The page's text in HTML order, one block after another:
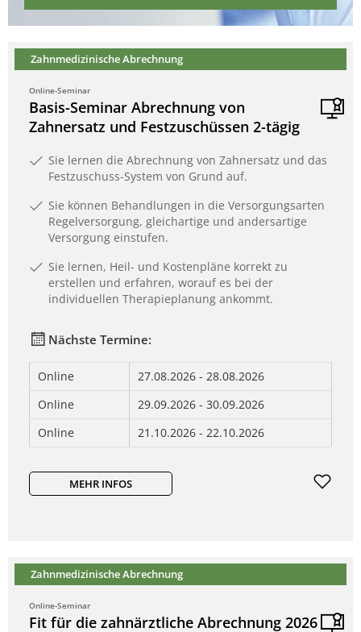
Zahnmedizinische Abrechnung
Online-Seminar
Basis-Seminar Abrechnung von
Zahnersatz und Festzuschüssen 2-tägig
Sie lernen die Abrechnung von Zahnersatz und das
Festzuschuss-System von Grund auf.
Sie können Behandlungen in die Versorgungsarten
Regelversorgung, gleichartige und andersartige
Versorgung einstufen.
Sie lernen, Heil- und Kostenpläne korrekt zu
erstellen und erfahren, worauf es bei der
individuellen Therapieplanung ankommt.
Nächste Termine:
Online
27.08.2026 - 28.08.2026
Online
29.09.2026 - 30.09.2026
Online
21.10.2026 - 22.10.2026
MEHR INFOS
Zahnmedizinische Abrechnung
Online-Seminar
Fit für die zahnärztliche Abrechnung 2026